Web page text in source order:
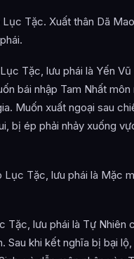
Tặc. Xuất thân Dã
Tặc, lưu phái là Yến
bái nhập Tam Nhất
Muốn xuất ngoại sau
bị ép phải nhảy xuống
Lục Tặc, lưu phái là Mặc
Tặc, lưu phái là Tự Nhiên
Sau khi kết nghĩa bị bại